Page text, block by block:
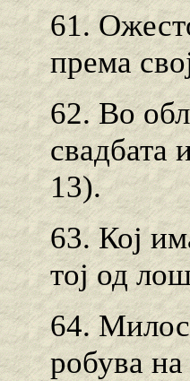
61.
према
62. Во
свадбата
13).
63. Кој
тој од
64.
робува на